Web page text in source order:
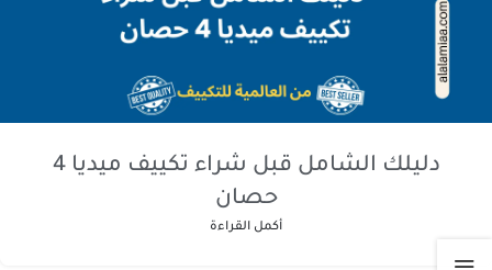
دليلك الشامل قبل شراء تكييف ميديا 4
حصان
أكمل القراءة